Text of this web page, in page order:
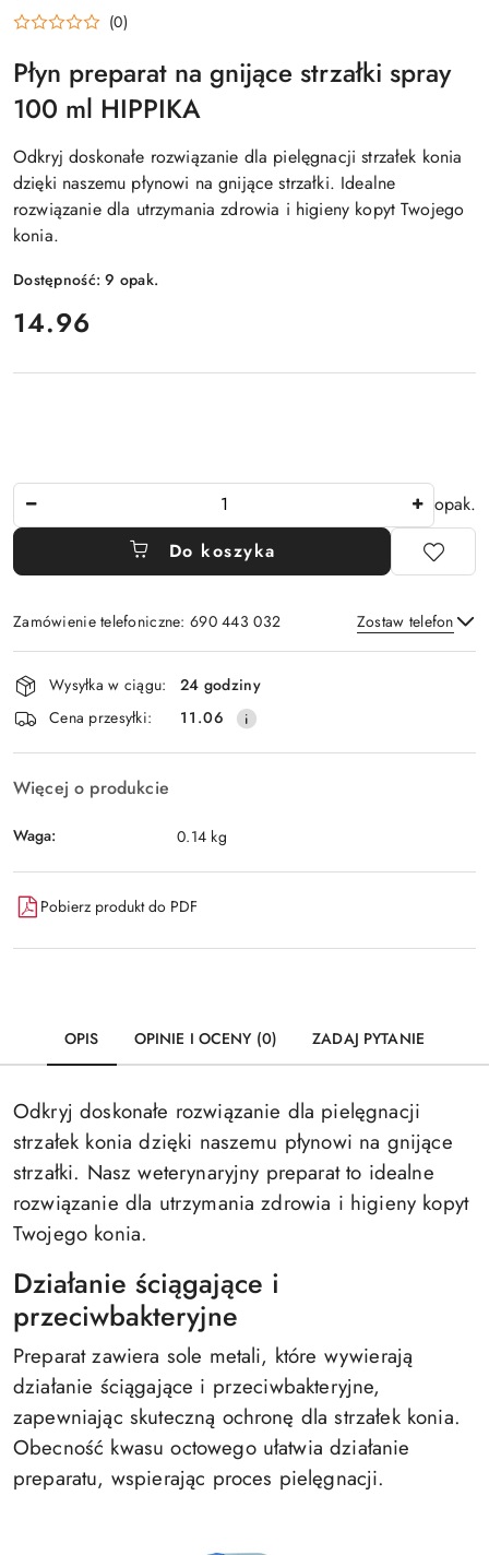
(0)
Płyn preparat na gnijące strzałki spray
100 ml HIPPIKA
Odkryj doskonałe rozwiązanie dla pielęgnacji strzałek konia
dzięki naszemu płynowi na gnijące strzałki. Idealne
rozwiązanie dla utrzymania zdrowia i higieny kopyt Twojego
konia.
Dostępność:9 opak.
cena:
14.96
opak.
Do koszyka
Zamówienie telefoniczne: 690 443 032 Zostaw telefon
Wyślij
Dostępność
i
dostawa
Wysyłka w ciągu:
24 godziny
Cena przesyłki:
11.06
Więcej o produkcie
Waga: 0.14 kg
Pobierz produkt do PDF
OPIS OPINIE I OCENY (0) ZADAJ PYTANIE
Odkryj doskonałe rozwiązanie dla pielęgnacji
strzałek konia dzięki naszemu płynowi na gnijące
strzałki. Nasz weterynaryjny preparat to idealne
rozwiązanie dla utrzymania zdrowia i higieny kopyt
Twojego konia.
Działanie ściągające i
przeciwbakteryjne
Preparat zawiera sole metali, które wywierają
działanie ściągające i przeciwbakteryjne,
zapewniając skuteczną ochronę dla strzałek konia.
Obecność kwasu octowego ułatwia działanie
preparatu, wspierając proces pielęgnacji.